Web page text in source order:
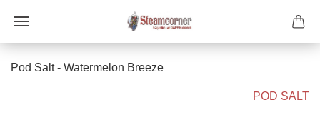
Pod Salt - Watermelon Breeze
POD SALT